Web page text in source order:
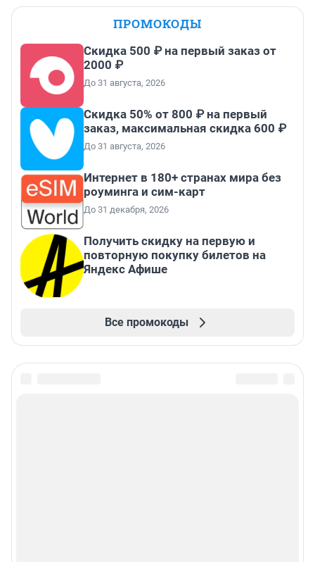
ПРОМОКОДЫ
Скидка 500 ₽ на первый заказ от
2000 ₽
До 31 августа, 2026
Скидка 50% от 800 ₽ на первый
заказ, максимальная скидка 600 ₽
До 31 августа, 2026
Интернет в 180+ странах мира без
роуминга и сим-карт
До 31 декабря, 2026
Получить скидку на первую и
повторную покупку билетов на
Яндекс Афише
Все промокоды